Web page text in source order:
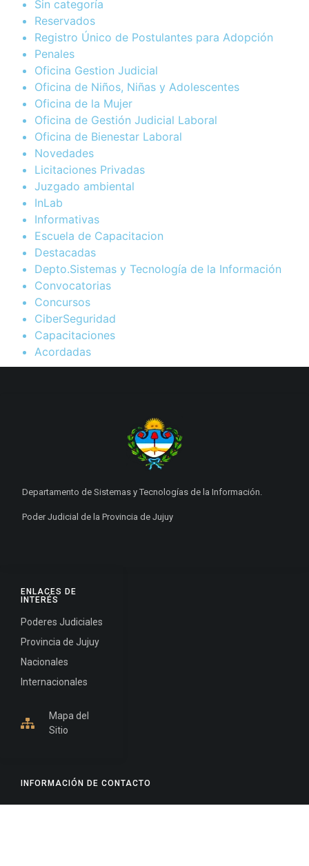
Sin categoría
Reservados
Registro Único de Postulantes para Adopción
Penales
Oficina Gestion Judicial
Oficina de Niños, Niñas y Adolescentes
Oficina de la Mujer
Oficina de Gestión Judicial Laboral
Oficina de Bienestar Laboral
Novedades
Licitaciones Privadas
Juzgado ambiental
InLab
Informativas
Escuela de Capacitacion
Destacadas
Depto.Sistemas y Tecnología de la Información
Convocatorias
Concursos
CiberSeguridad
Capacitaciones
Acordadas
INFORMACIÓN DE CONTACTO
ENLACES DE
INTERÉS
Poderes Judiciales
Provincia de Jujuy
Nacionales
Internacionales
Mapa del
Sitio
Departamento de Sistemas y Tecnologías de la Información.
Poder Judicial de la Provincia de Jujuy